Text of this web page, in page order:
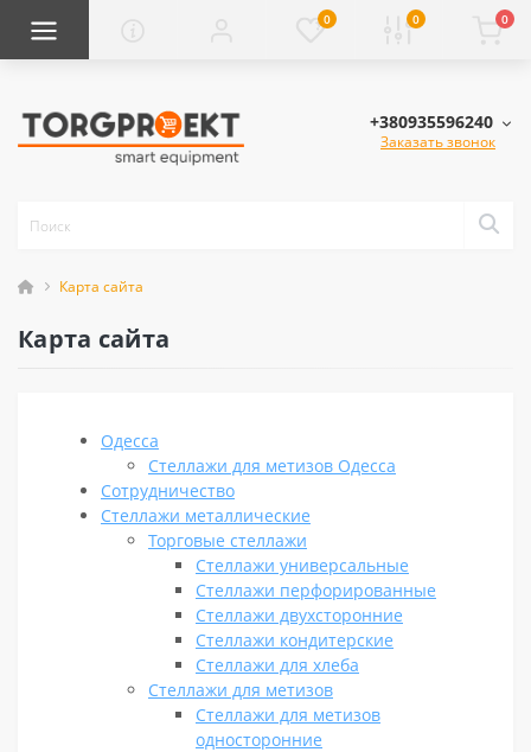
0 0 0
+380935596240
Заказать звонок
Карта сайта
Карта сайта
Одесса
Стеллажи для метизов Одесса
Сотрудничество
Cтеллажи металлические
Торговые стеллажи
Стеллажи универсальные
Стеллажи перфорированные
Стеллажи двухсторонние
Стеллажи кондитерские
Стеллажи для хлеба
Стеллажи для метизов
Стеллажи для метизов
односторонние